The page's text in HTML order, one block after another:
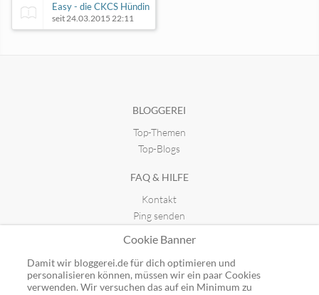
Easy - die CKCS Hündin
seit 24.03.2015 22:11
BLOGGEREI
Top-Themen
Top-Blogs
FAQ & HILFE
Kontakt
Ping senden
GUTSCHEINE
Top-Gutscheine
Cookie Banner
Damit wir bloggerei.de für dich optimieren und
personalisieren können, müssen wir ein paar Cookies
verwenden. Wir versuchen das auf ein Minimum zu